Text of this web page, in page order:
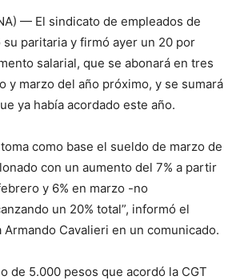
— El sindicato de empleados de
paritaria y firmó ayer un 20 por
salarial, que se abonará en tres
y marzo del año próximo, y se sumará
ya había acordado este año.
como base el sueldo de marzo de
con un aumento del 7% a partir
y 6% en marzo -no
un 20% total”, informó el
Cavalieri en un comunicado.
de 5.000 pesos que acordó la CGT